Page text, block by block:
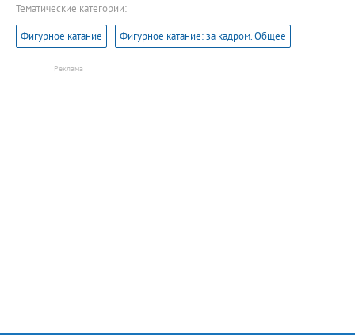
Тематические категории:
Фигурное катание Фигурное катание: за кадром. Общее